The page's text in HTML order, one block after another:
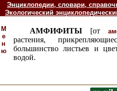
Энциклопедии, словари,
Экологический
М
е
н
ю
АМФИФИТЫ [от
растения,
большинство листьев и
водой.